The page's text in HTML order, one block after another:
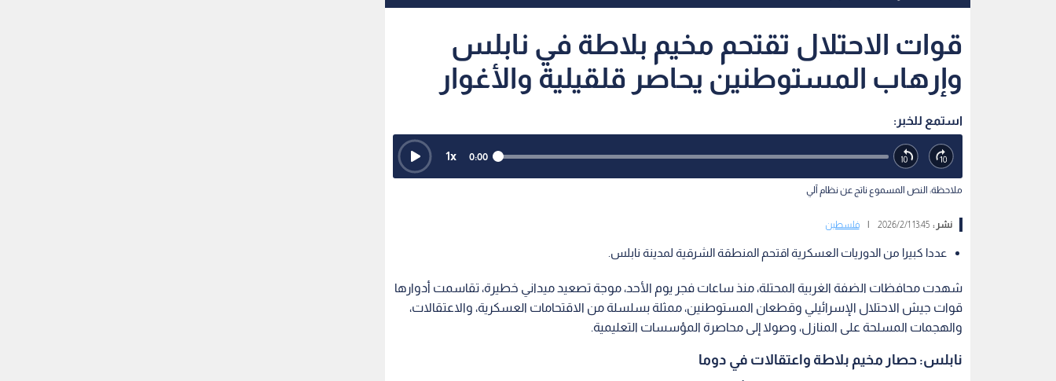
قوات الاحتلال تقتحم مخيم بلاطة في نابلس
وإرهاب المستوطنين يحاصر قلقيلية والأغوار
استمع للخبر:
0:00
1x
ملاحظة: النص المسموع ناتج عن نظام آلي
نشر :13:45 2026/2/1 فلسطين
عددا كبيرا من الدوريات العسكرية اقتحم المنطقة الشرقية لمدينة نابلس.
شهدت محافظات الضفة الغربية المحتلة، منذ ساعات فجر يوم الأحد، موجة تصعيد ميداني خطيرة، تقاسمت أدوارها
قوات جيش الاحتلال الإسرائيلي وقطعان المستوطنين، ممثلة بسلسلة من الاقتحامات العسكرية، والاعتقالات،
والهجمات المسلحة على المنازل، وصولا إلى محاصرة المؤسسات التعليمية.
نابلس: حصار مخيم بلاطة واعتقالات في دوما